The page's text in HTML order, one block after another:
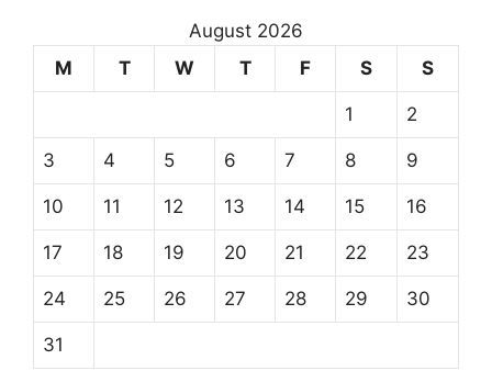
August 2026
M
T W T F S S
1 2
3 4 5 6 7 8 9
10 11 12 13 14 15 16
17 18 19 20 21 22 23
24 25 26 27 28 29 30
31